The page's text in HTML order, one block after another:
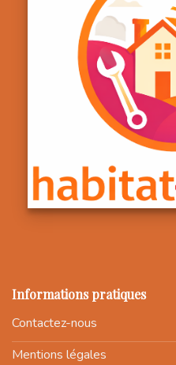
Informations pratiques
Contactez-nous
Mentions légales